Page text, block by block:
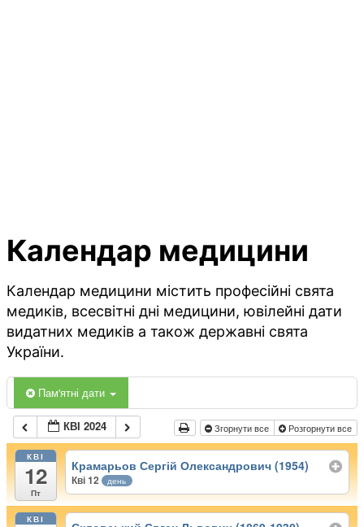
Календар медицини
Календар медицини містить професійні свята
медиків, всесвітні дні медицини, ювілейні дати
видатних медиків а також державні свята
України.
Пам'ятні дати
КВІ 2024 Згорнути все Розгорнути все
КВІ
12
Пт
Крамарьов Сергій Олександрович (1954)
Кві 12 день
КВІ